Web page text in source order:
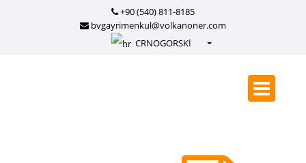
+90 (540) 811-8185
bvgayrimenkul@volkanoner.com
CRNOGORSKİ
العربية - Arabic